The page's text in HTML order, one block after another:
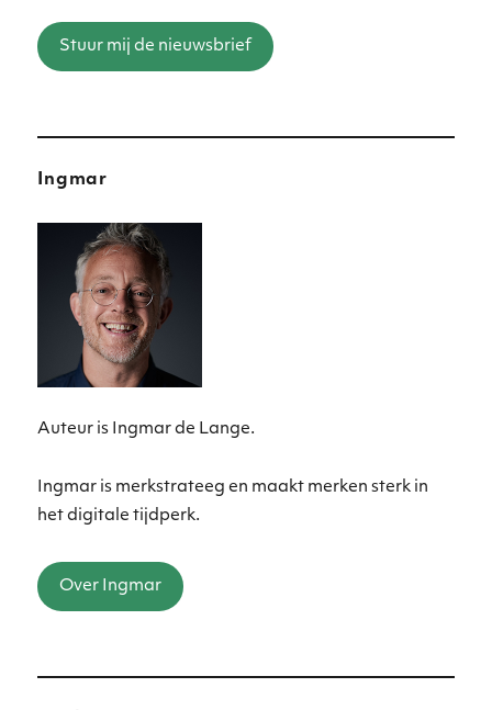
Stuur mij de nieuwsbrief
Ingmar
Auteur is Ingmar de Lange.
Ingmar is merkstrateeg en maakt merken sterk in
het digitale tijdperk.
Over Ingmar